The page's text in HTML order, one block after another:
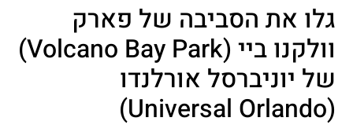
גלו את הסביבה של פארק
וולקנו ביי (Volcano Bay Park)
של יוניברסל אורלנדו
(Universal Orlando)